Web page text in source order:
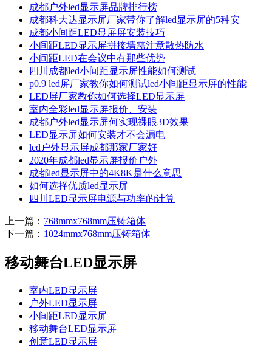
成都户外led显示屏品牌排行榜
成都科大达显示屏厂家带你了解led显示屏的5种安
成都小间距LED显屏屏安装技巧
小间距LED显示屏拼接墙需注意散热防水
小间距LED在会议中有那些优势
四川成都led小间距显示屏性能如何测试
p0.9 led屏厂家教你如何测试led小间距显示屏的性能
LED屏厂家教你如何选择LED显示屏
室内全彩led显示屏报价、安装
成都户外led显示屏何实现裸眼3D效果
LED显示屏如何安装才不会漏电
led户外显示屏成都那家厂家好
2020年成都led显示屏报价户外
成都led显示屏中的4K8K是什么意思
如何选择优质led显示屏
四川LED显示屏电源与功率的计算
上一篇： 768mmx768mm压铸箱体
下一篇： 1024mmx768mm压铸箱体
移动舞台LED显示屏
室内LED显示屏
户外LED显示屏
小间距LED显示屏
移动舞台LED显示屏
创意LED显示屏